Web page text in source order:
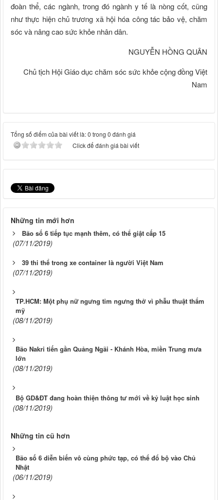
đoàn thể, các ngành, trong đó ngành y tế là nòng cốt, cũng
như thực hiện chủ trương xã hội hóa công tác bảo vệ, chăm
sóc và nâng cao sức khỏe nhân dân.
NGUYỄN HỒNG QUÂN
Chủ tịch Hội Giáo dục chăm sóc sức khỏe cộng đồng Việt
Nam
Tổng số điểm của bài viết là: 0 trong 0 đánh giá
Click để đánh giá bài viết
Những tin mới hơn
Bão số 6 tiếp tục mạnh thêm, có thể giật cấp 15
(07/11/2019)
39 thi thể trong xe container là người Việt Nam
(07/11/2019)
TP.HCM: Một phụ nữ ngưng tim ngưng thở vì phẫu thuật thẩm
mỹ
(08/11/2019)
Bão Nakri tiến gần Quảng Ngãi - Khánh Hòa, miền Trung mưa
lớn
(08/11/2019)
Bộ GD&ĐT đang hoàn thiện thông tư mới về kỷ luật học sinh
(08/11/2019)
Những tin cũ hơn
Bão số 6 diễn biến vô cùng phức tạp, có thể đổ bộ vào Chủ
Nhật
(06/11/2019)